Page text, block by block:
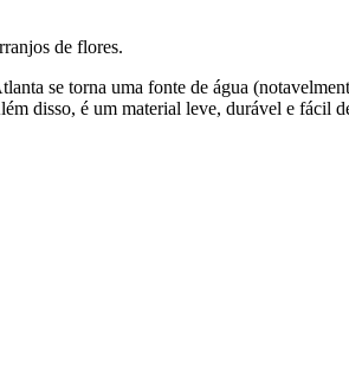
de flores.
se torna uma fonte de água
disso, é um material leve, durável e fácil